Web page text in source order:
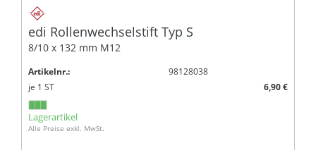
edi Rollenwechselstift Typ S
8/10 x 132 mm M12
Artikelnr.:
98128038
je 1 ST 6,90 €
Lagerartikel
Alle Preise exkl. MwSt.